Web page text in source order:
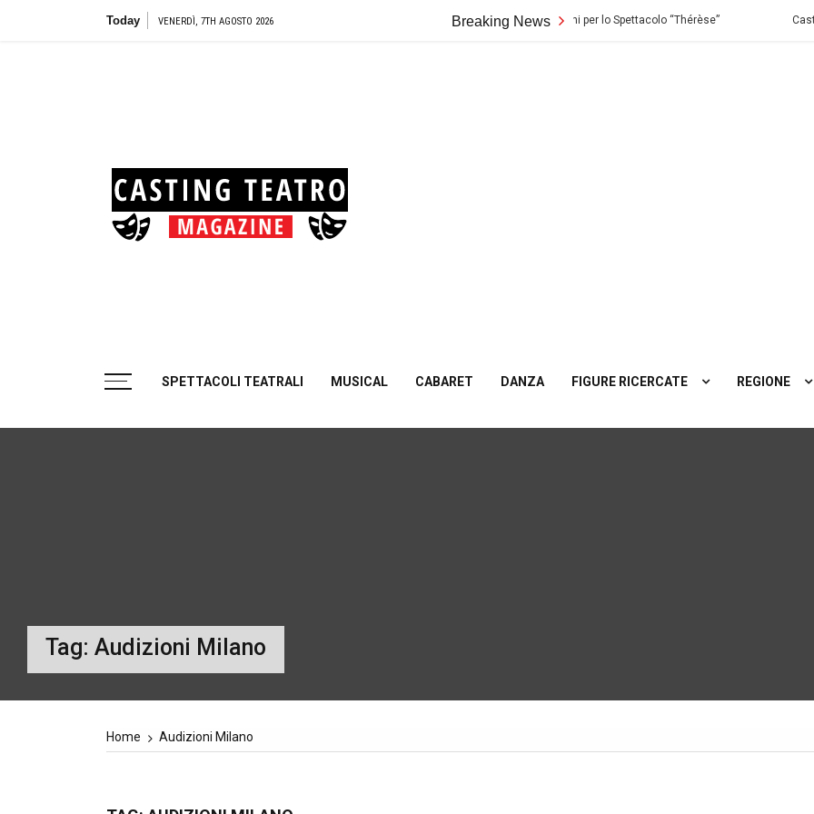
Today VENERDÌ, 7TH AGOSTO 2026 Breaking News
Teatro Biondo di Palermo: Audizioni per lo Spettacolo “Thérèse” Casting
SPETTACOLI TEATRALI MUSICAL CABARET DANZA FIGURE RICERCATE REGIONE
Tag: Audizioni Milano
Home Audizioni Milano